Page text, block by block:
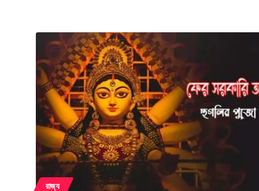
রাজ্য